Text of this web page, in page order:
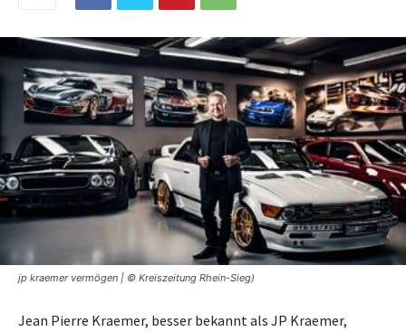
jp kraemer vermögen | © Kreiszeitung Rhein-Sieg)
Jean Pierre Kraemer, besser bekannt als JP Kraemer,